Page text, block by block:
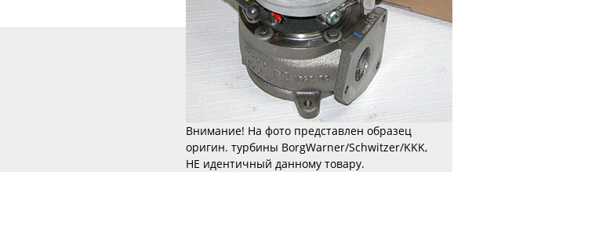
Внимание! На фото представлен образец
оригин. турбины BorgWarner/Schwitzer/KKK,
НЕ идентичный данному товару.